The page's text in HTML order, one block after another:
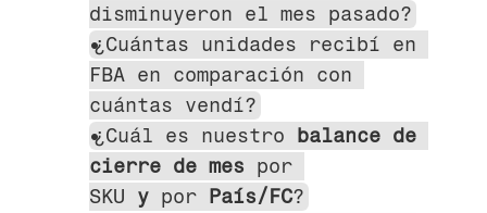
disminuyeron el mes pasado?
¿Cuántas unidades recibí en
FBA en comparación con
cuántas vendí?
¿Cuál es nuestro
balance de
cierre de mes por
SKU y por País/FC?